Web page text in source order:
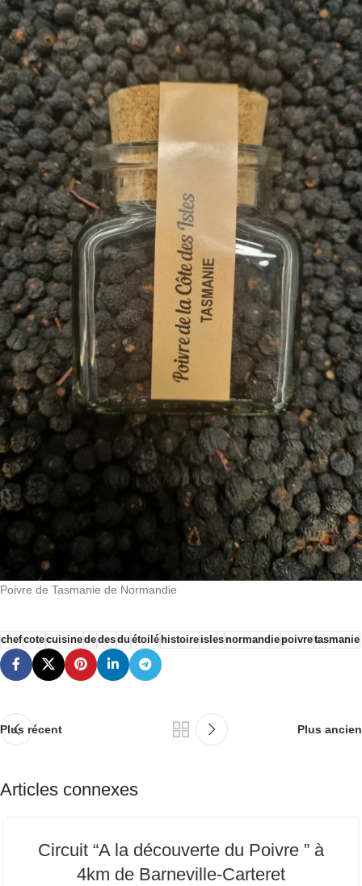
Poivre de Tasmanie de Normandie
chefcotecuisinededesdu étoiléhistoireislesnormandiepoivretasmanie
Plus récent Plus ancien
Articles connexes
Circuit “A la découverte du Poivre ” à
4km de Barneville-Carteret